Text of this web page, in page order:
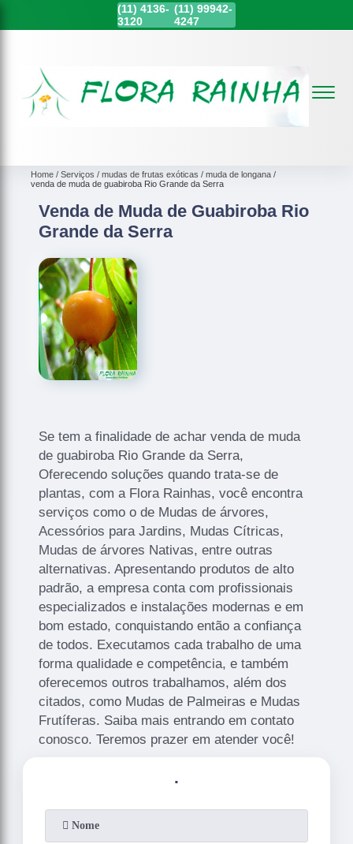
(11) 4136-
3120
(11)99942-
4247
Home Serviços mudas de frutas exóticas
muda de longana
venda de muda de guabiroba Rio Grande da Serra
Venda de Muda de Guabiroba Rio
Grande da Serra
Se tem a finalidade de achar venda de muda
de guabiroba Rio Grande da Serra,
Oferecendo soluções quando trata-se de
plantas, com a Flora Rainhas, você encontra
serviços como o de Mudas de árvores,
Acessórios para Jardins, Mudas Cítricas,
Mudas de árvores Nativas, entre outras
alternativas. Apresentando produtos de alto
padrão, a empresa conta com profissionais
especializados e instalações modernas e em
bom estado, conquistando então a confiança
de todos. Executamos cada trabalho de uma
forma qualidade e competência, e também
oferecemos outros trabalhamos, além dos
citados, como Mudas de Palmeiras e Mudas
Frutíferas. Saiba mais entrando em contato
conosco. Teremos prazer em atender você!
.